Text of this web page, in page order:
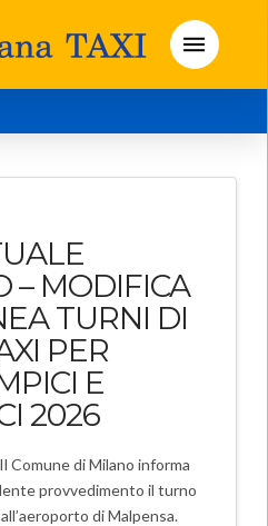
– MODIFICA
TURNI DI
PER
E
2026
Comune di Milano informa
provvedimento il turno
di Malpensa.